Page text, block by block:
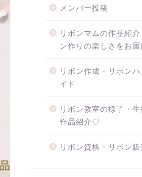
メンバー投稿
リボンマムの作品紹介
ン作りの楽しさをお届
リボン作成・リボンハ
イド
リボン教室の様子・
作品紹介♡
リボン資格・リボン販